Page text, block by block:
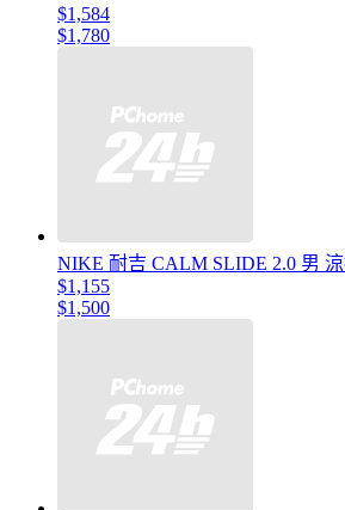
$1,584
$1,780
NIKE 耐吉 CALM SLIDE 2.0 男
$1,155
$1,500